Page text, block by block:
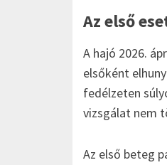
Az első
A hajó 2026.
elsőként
fedélzeten
vizsgálat nem
Az első beteg